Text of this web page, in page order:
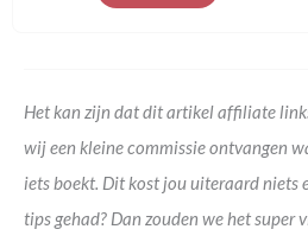
Het kan zijn dat dit artikel affiliate
wij een kleine commissie ontvangen
iets boekt. Dit kost jou uiteraard niets
tips gehad? Dan zouden we het super